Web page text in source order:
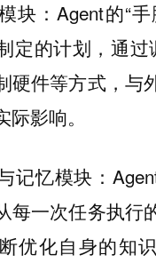
块：Agent的“
定的计划，通过
硬件等方式，与
影响。
记忆模块：
每一次任务执行
优化自身的知